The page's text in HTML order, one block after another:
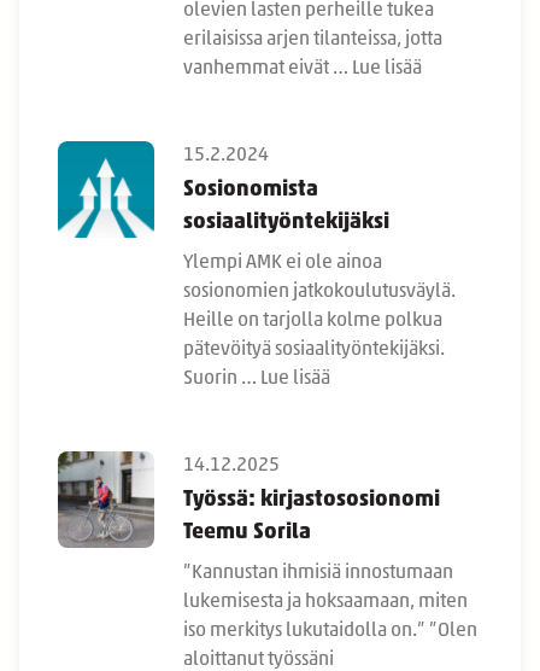
olevien lasten perheille tukea
erilaisissa arjen tilanteissa, jotta
vanhemmat eivät … Lue lisää
15.2.2024
Sosionomista
sosiaalityöntekijäksi
Ylempi AMK ei ole ainoa
sosionomien jatkokoulutusväylä.
Heille on tarjolla kolme polkua
pätevöityä sosiaalityöntekijäksi.
Suorin … Lue lisää
14.12.2025
Työssä: kirjastososionomi
Teemu Sorila
”Kannustan ihmisiä innostumaan
lukemisesta ja hoksaamaan, miten
iso merkitys lukutaidolla on.” ”Olen
aloittanut työssäni